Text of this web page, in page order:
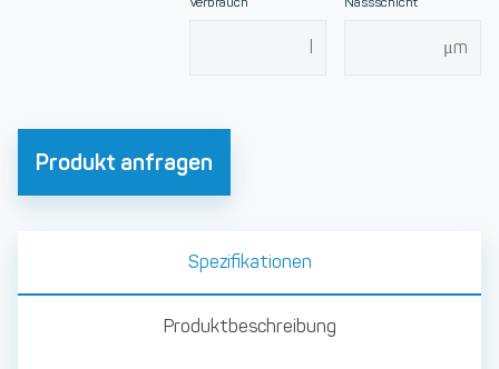
Produkt anfragen
Spezifikationen
Produktbeschreibung